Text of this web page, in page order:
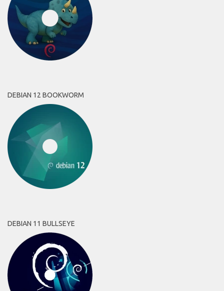
DEBIAN 12 BOOKWORM
DEBIAN 11 BULLSEYE